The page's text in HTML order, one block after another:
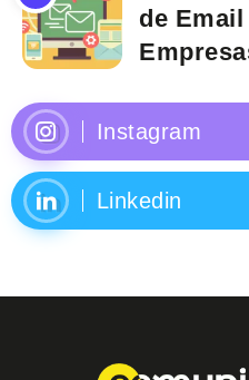
de
Instagram
Linkedin